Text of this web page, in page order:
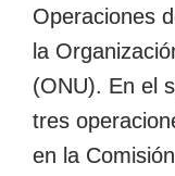
Operaciones
la
(ONU). En el
tres
en la